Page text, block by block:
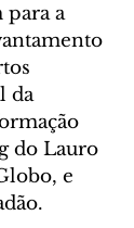
para a
da
do Lauro
e